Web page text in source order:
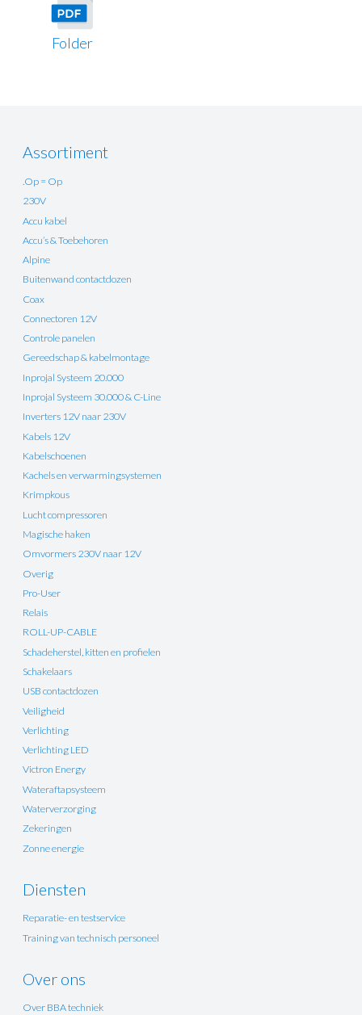
Folder
Assortiment
.Op = Op
230V
Accu kabel
Accu’s & Toebehoren
Alpine
Buitenwand contactdozen
Coax
Connectoren 12V
Controle panelen
Gereedschap & kabelmontage
Inprojal Systeem 20.000
Inprojal Systeem 30.000 & C-Line
Inverters 12V naar 230V
Kabels 12V
Kabelschoenen
Kachels en verwarmingsystemen
Krimpkous
Lucht compressoren
Magische haken
Omvormers 230V naar 12V
Overig
Pro-User
Relais
ROLL-UP-CABLE
Schadeherstel, kitten en profielen
Schakelaars
USB contactdozen
Veiligheid
Verlichting
Verlichting LED
Victron Energy
Wateraftapsysteem
Waterverzorging
Zekeringen
Zonne energie
Diensten
Reparatie- en testservice
Training van technisch personeel
Over ons
Over BBA techniek